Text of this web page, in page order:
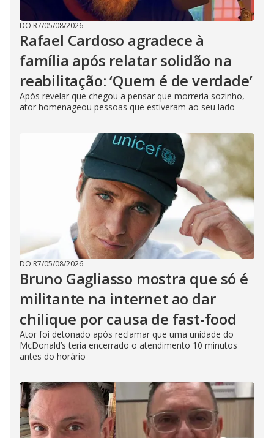
DO R7/05/08/2026
Rafael Cardoso agradece à
família após relatar solidão na
reabilitação: ‘Quem é de verdade’
Após revelar que chegou a pensar que morreria sozinho,
ator homenageou pessoas que estiveram ao seu lado
DO R7/05/08/2026
Bruno Gagliasso mostra que só é
militante na internet ao dar
chilique por causa de fast-food
Ator foi detonado após reclamar que uma unidade do
McDonald’s teria encerrado o atendimento 10 minutos
antes do horário